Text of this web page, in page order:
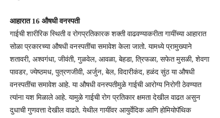
आहारात 16 औषधी वनस्पती
गाईची शारीरिक स्थिती व रोगप्रतिकारक शक्ती वाढवण्याकरीता गायींच्या आहारात
सोळा प्रकारच्या औषधी वनस्पतींचा समावेश केला जातो. यामध्ये प्रामुख्याने
शतावरी, अश्वगंधा, जीवंती, गुळवेल, आवळा, बेहडा, त्रिफळा, सफेत मुसळी, शेवगा
पावडर, ज्येष्ठमध, पुत्रणजीवी, अर्जुन, बेल, विदारीकंद, हळंद सुंठ या औषधी
वनस्पतींचा समावेश आहे. या औषधी वनस्पतीमुळे गाईची आरोग्य निरोगी ठेवण्यात
त्यांना यश मिळाले आहे. यामुळे गाईची रोग प्रतिकार क्षमता देखील वाढत असुन
दुधाची गुणवत्ता देखील वाढते. येथील गायींवर आयुर्वेदिक आणि होमियोपॅथिक